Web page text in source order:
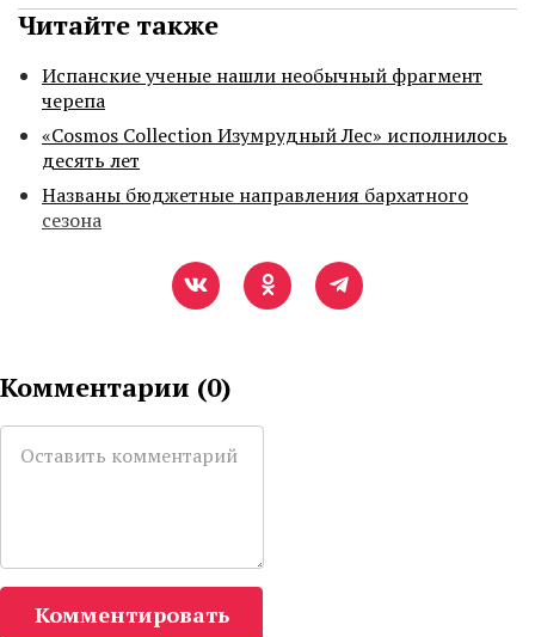
Читайте также
Испанские ученые нашли необычный фрагмент
черепа
«Cosmos Collection Изумрудный Лес» исполнилось
десять лет
Названы бюджетные направления бархатного
сезона
Комментарии (0)
Комментировать